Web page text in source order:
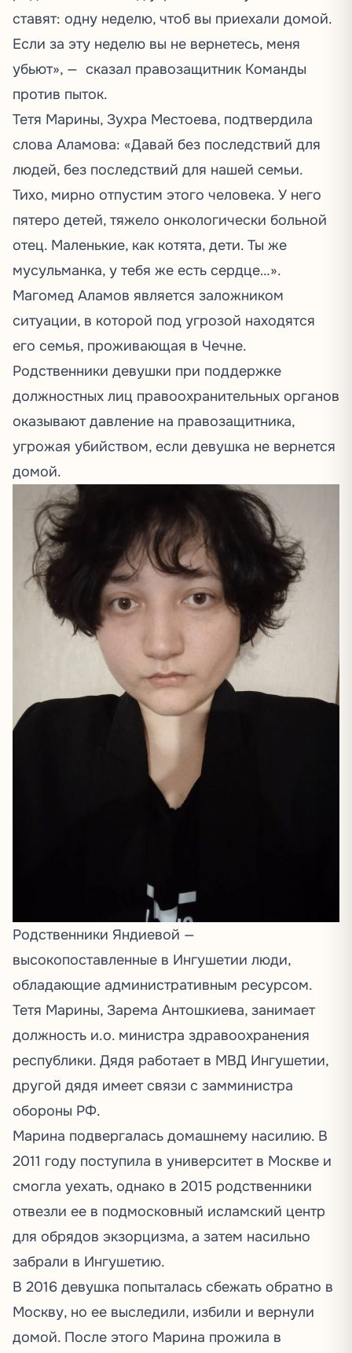
ставят: одну неделю, чтоб вы приехали домой.
Если за эту неделю вы не вернетесь, меня
убьют», — сказал правозащитник Команды
против пыток.
Тетя Марины, Зухра Местоева, подтвердила
слова Аламова: «Давай без последствий для
людей, без последствий для нашей семьи.
Тихо, мирно отпустим этого человека. У него
пятеро детей, тяжело онкологически больной
отец. Маленькие, как котята, дети. Ты же
мусульманка, у тебя же есть сердце…».
Магомед Аламов является заложником
ситуации, в которой под угрозой находятся
его семья, проживающая в Чечне.
Родственники девушки при поддержке
должностных лиц правоохранительных органов
оказывают давление на правозащитника,
угрожая убийством, если девушка не вернется
домой.
Родственники Яндиевой —
высокопоставленные в Ингушетии люди,
обладающие административным ресурсом.
Тетя Марины, Зарема Антошкиева, занимает
должность и.о. министра здравоохранения
республики. Дядя работает в МВД Ингушетии,
другой дядя имеет связи с замминистра
обороны РФ.
Марина подвергалась домашнему насилию. В
2011 году поступила в университет в Москве и
смогла уехать, однако в 2015 родственники
отвезли ее в подмосковный исламский центр
для обрядов экзорцизма, а затем насильно
забрали в Ингушетию.
В 2016 девушка попыталась сбежать обратно в
Москву, но ее выследили, избили и вернули
домой. После этого Марина прожила в